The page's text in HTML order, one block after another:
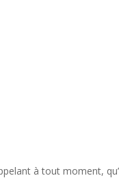
à tout moment,